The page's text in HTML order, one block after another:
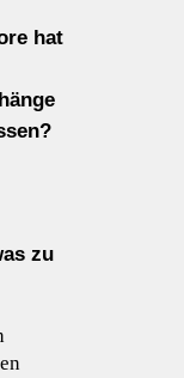
hat
zu